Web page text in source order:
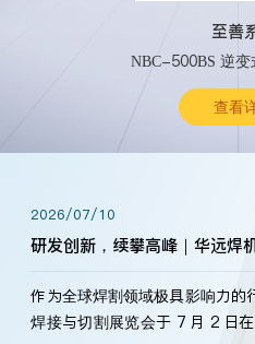
至善
NBC-500BS 逆
查看
2026/07/10
研发创新，续攀高峰｜华远焊
作为全球焊割领域极具影响力的
焊接与切割展览会于 7 月 2 日